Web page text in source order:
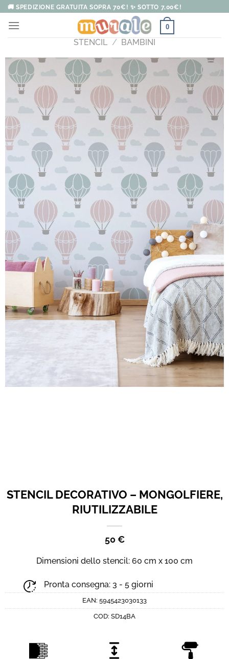
Salta
contenuti
🚚 SPEDIZIONE GRATUITA SOPRA 70€! ✨ SOTTO 7,00€!
0
STENCIL / BAMBINI
STENCIL DECORATIVO – MONGOLFIERE,
RIUTILIZZABILE
50€
Dimensioni dello stencil: 60 cm x 100 cm
Pronta consegna: 3 - 5 giorni
EAN: 5945423030133
COD: SD14BA